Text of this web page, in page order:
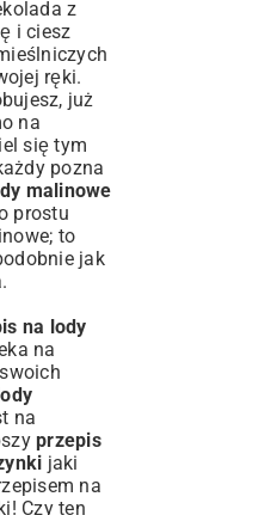
z
i ciesz
ręki.
już
na
się tym
pozna
malinowe
prostu
; to
jak
.
na lody
na
na
przepis
jaki
na
Czy ten